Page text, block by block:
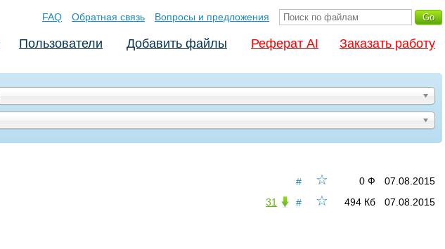
FAQ Обратная связь Вопросы и предложения
Пользователи Добавить файлы Реферат AI Заказать работу
☆
# 07.08.2015
0 Ф
☆
# 07.08.2015
494 Кб
31